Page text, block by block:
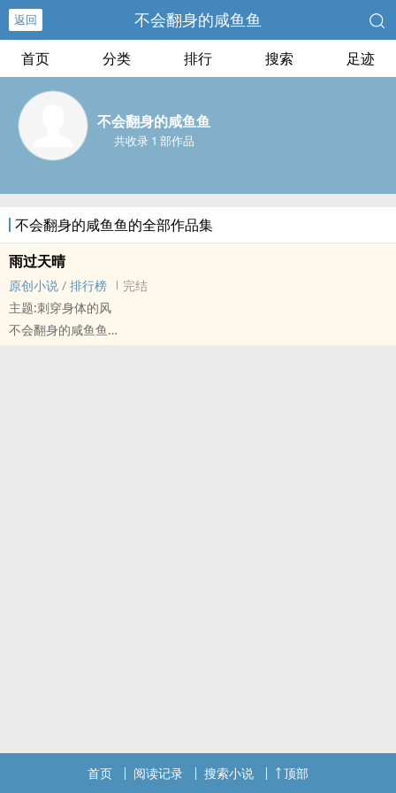
返回 不会翻身的咸鱼鱼
首页 分类 排行 搜索 足迹
不会翻身的咸鱼鱼
共收录 1 部作品
不会翻身的咸鱼鱼的全部作品集
雨过天晴
原创小说 / 排行榜
完结
主题:刺穿身体的风
不会翻身的咸鱼鱼
首页 阅读记录 搜索小说 顶部